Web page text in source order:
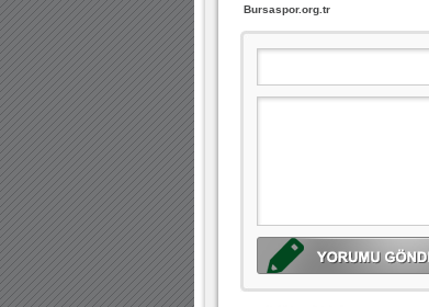
Bursaspor.org.tr